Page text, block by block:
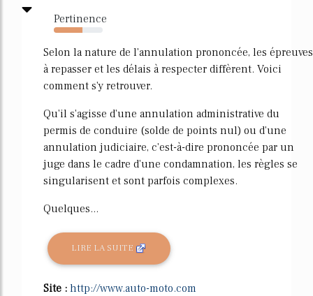
Pertinence
59%
Selon la nature de l'annulation prononcée, les épreuves
à repasser et les délais à respecter diffèrent. Voici
comment s'y retrouver.
Qu'il s'agisse d'une annulation administrative du
permis de conduire (solde de points nul) ou d'une
annulation judiciaire, c'est-à-dire prononcée par un
juge dans le cadre d'une condamnation, les règles se
singularisent et sont parfois complexes.
Quelques...
LIRE LA SUITE
Site : http://www.auto-moto.com